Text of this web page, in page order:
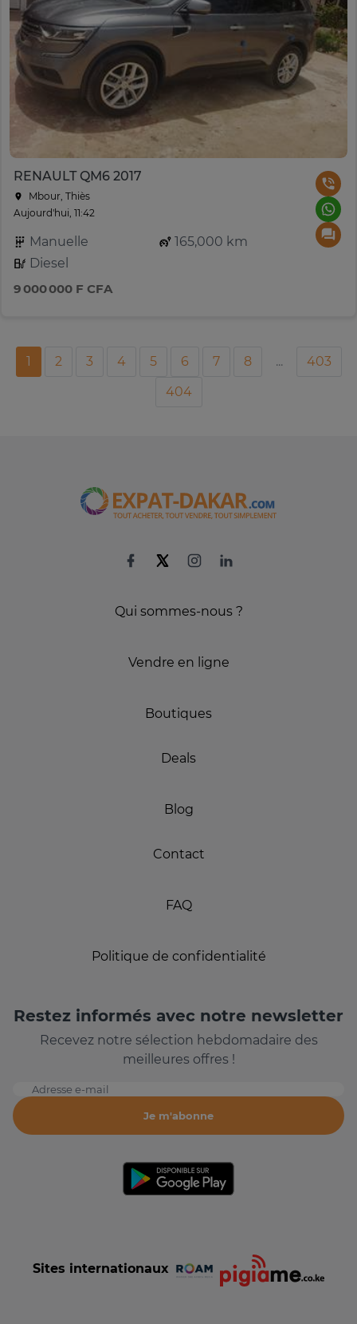
RENAULT QM6 2017
Mbour, Thiès
Aujourd'hui, 11:42
Manuelle
165,000 km
Diesel
9 000 000 F CFA
1 2 3 4 5 6 7 8 ...
403
404
Qui sommes-nous ?
Vendre en ligne
Boutiques
Deals
Blog
Contact
FAQ
Politique de confidentialité
Restez informés avec notre newsletter
Recevez notre sélection hebdomadaire des
meilleures offres !
Adresse e-mail
Je m'abonne
Sites internationaux